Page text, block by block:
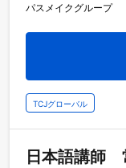
パスメイクグループ
TCJグローバル
日本語講師